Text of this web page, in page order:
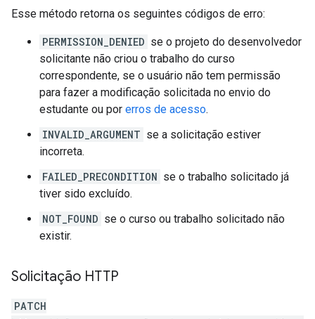
Esse método retorna os seguintes códigos de erro:
PERMISSION_DENIED se o projeto do desenvolvedor
solicitante não criou o trabalho do curso
correspondente, se o usuário não tem permissão
para fazer a modificação solicitada no envio do
estudante ou por erros de acesso.
INVALID_ARGUMENT se a solicitação estiver
incorreta.
FAILED_PRECONDITION se o trabalho solicitado já
tiver sido excluído.
NOT_FOUND se o curso ou trabalho solicitado não
existir.
Solicitação HTTP
PATCH